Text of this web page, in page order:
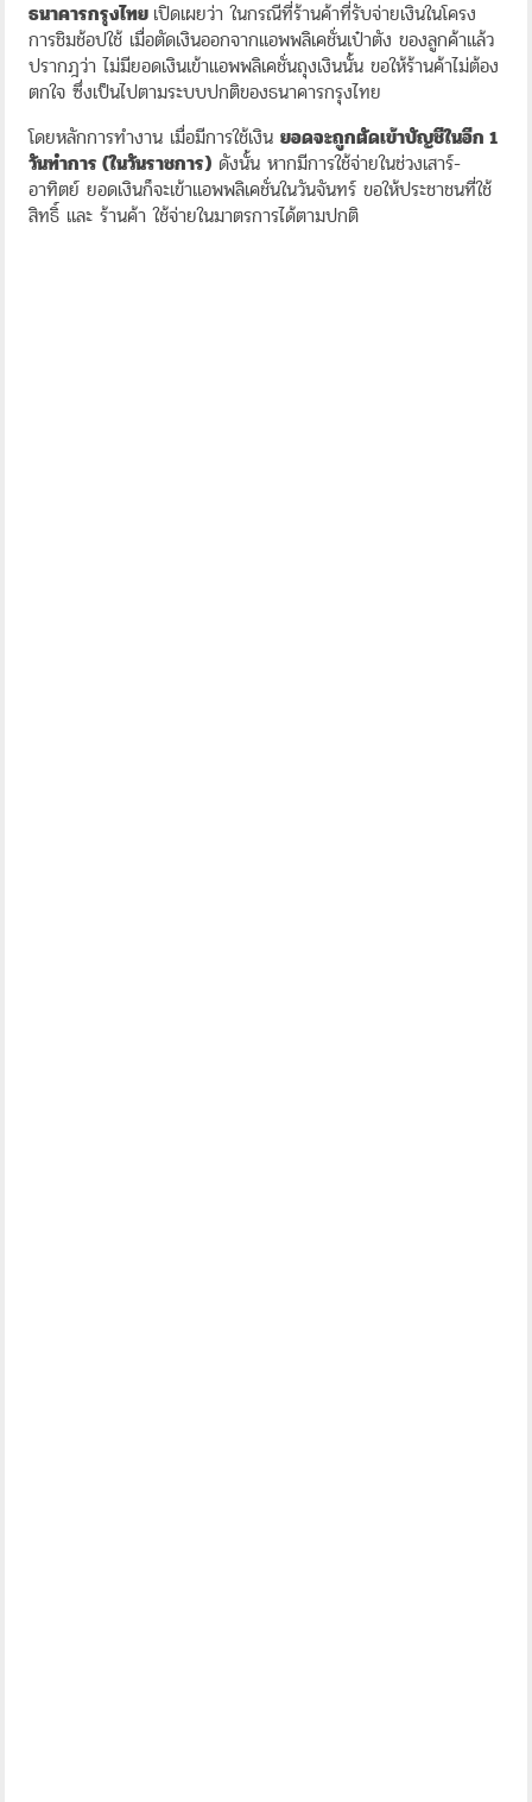
ธนาคารกรุงไทย เปิดเผยว่า ในกรณีที่ร้านค้าที่รับจ่ายเงินในโครง
การชิมช้อปใช้ เมื่อตัดเงินออกจากแอพพลิเคชั่นเป๋าตัง ของลูกค้าแล้ว
ปรากฎว่า ไม่มียอดเงินเข้าแอพพลิเคชั่นถุงเงินนั้น ขอให้ร้านค้าไม่ต้อง
ตกใจ ซึ่งเป็นไปตามระบบปกติของธนาคารกรุงไทย
โดยหลักการทำงาน เมื่อมีการใช้เงินยอดจะถูกตัดเข้าบัญชีในอีก 1
วันทำการ (ในวันราชการ) ดังนั้น หากมีการใช้จ่ายในช่วงเสาร์-
อาทิตย์ ยอดเงินก็จะเข้าแอพพลิเคชั่นในวันจันทร์ ขอให้ประชาชนที่ใช้
สิทธิ์ และ ร้านค้า ใช้จ่ายในมาตรการได้ตามปกติ